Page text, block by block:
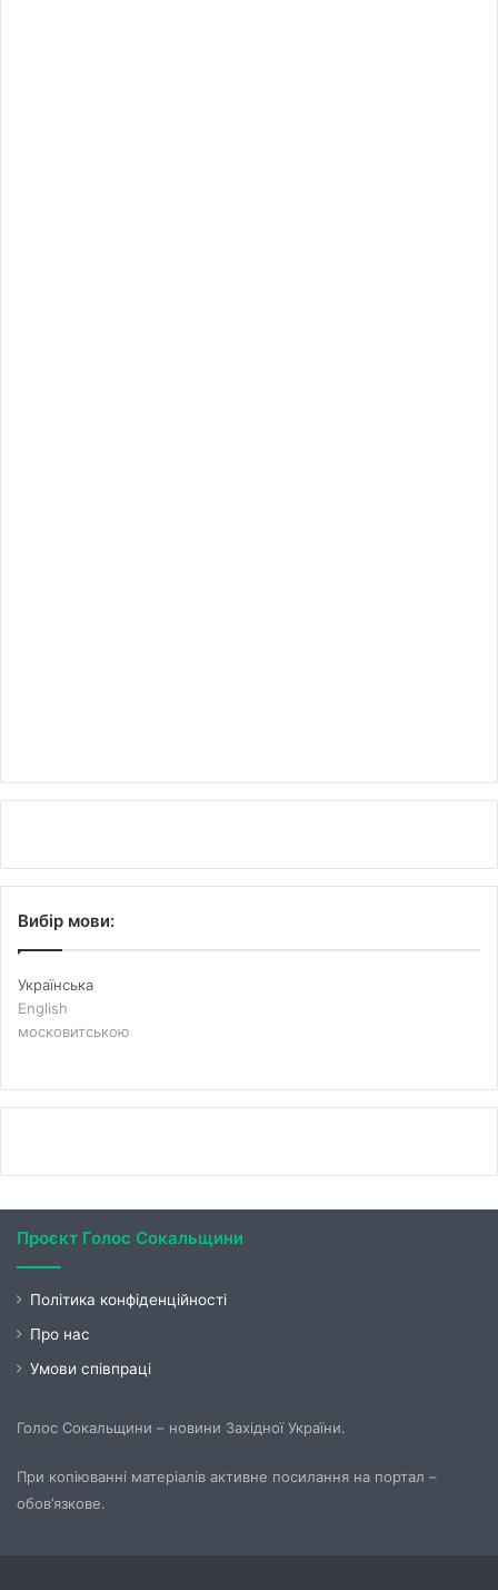
Вибір мови:
Українська
English
московитською
Проєкт Голос Сокальщини
Політика конфіденційності
Про нас
Умови співпраці
Голос Сокальщини – новини Західної України.
При копіюванні матеріалів активне посилання на портал –
обов’язкове.